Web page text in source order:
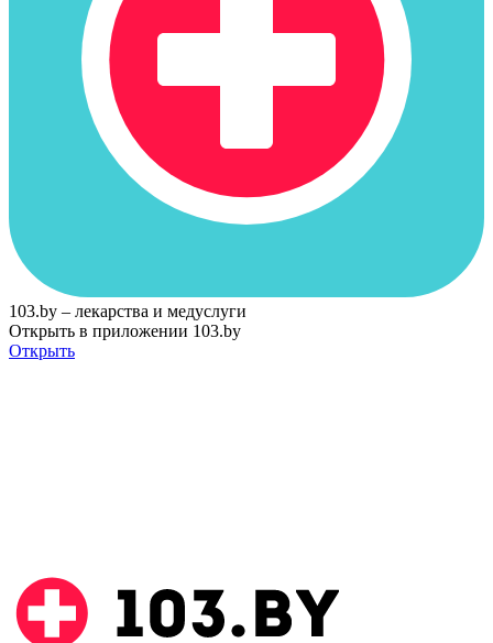
103.by – лекарства и медуслуги
Открыть в приложении 103.by
Открыть